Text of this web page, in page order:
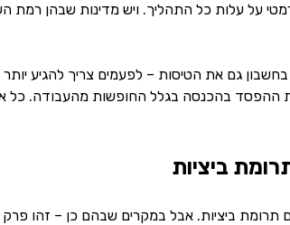
על עלות כל התהליך. ויש מדינות שבהן רמת
גם את הטיסות – לפעמים צריך להגיע
בהכנסה בגלל החופשות מהעבודה. כל
ביציות
תרומת ביציות. אבל במקרים שבהם כן – זהו